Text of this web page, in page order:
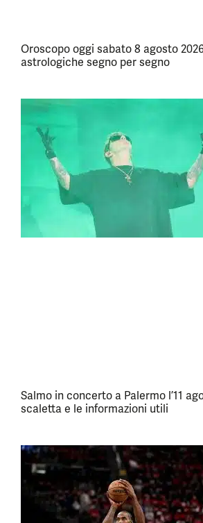
Oroscopo oggi sabato 8 agosto
astrologiche segno per segno
Salmo in concerto a Palermo l’11
scaletta e le informazioni utili